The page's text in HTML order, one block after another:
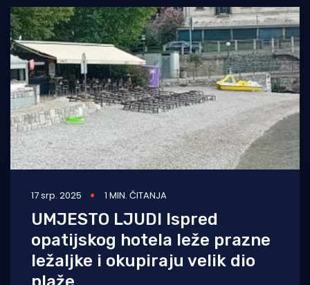
Otoci
Turizam i nautika
Pomorstvo
Ribolov
Ekologija
Tradicija i kultura
17 srp. 2025 1 MIN. ČITANJA
UMJESTO LJUDI Ispred
opatijskog hotela leže prazne
ležaljke i okupiraju velik dio